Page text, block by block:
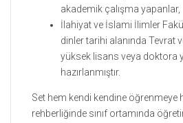
akademik çalışma yapanlar,
İlahiyat ve İslami İlimler
dinler tarihi alanında Tevrat
yüksek lisans veya doktora
hazırlanmıştır.
Set hem kendi kendine öğrenmeye
rehberliğinde sınıf ortamında